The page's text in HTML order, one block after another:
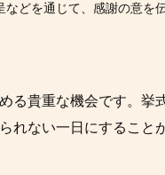
どを通じて、感謝の意を
る貴重な機会です。挙
れない一日にすること